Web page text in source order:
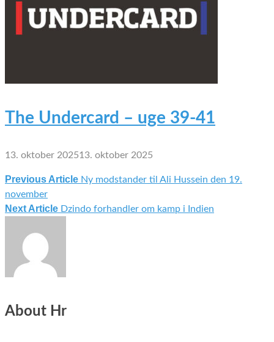
The Undercard – uge 39-41
13. oktober 202513. oktober 2025
Indlægsnavigation
Previous Article Ny modstander til Ali Hussein den 19.
november
Next Article Dzindo forhandler om kamp i Indien
About Hr